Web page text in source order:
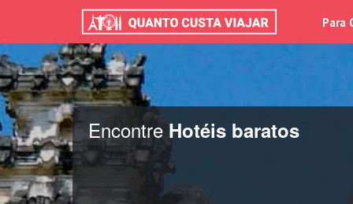
Para
Encontre Hotéis baratos